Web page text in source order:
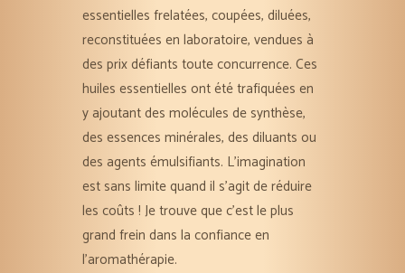
essentielles frelatées, coupées, diluées,
reconstituées en laboratoire, vendues à
des prix défiants toute concurrence. Ces
huiles essentielles ont été trafiquées en
y ajoutant des molécules de synthèse,
des essences minérales, des diluants ou
des agents émulsifiants. L’imagination
est sans limite quand il s’agit de réduire
les coûts ! Je trouve que c’est le plus
grand frein dans la confiance en
l’aromathérapie.